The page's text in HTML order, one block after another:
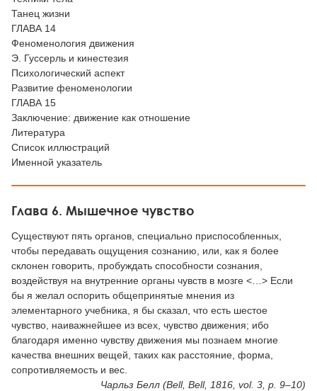
Танец жизни
ГЛАВА 14
Феноменология движения
Э. Гуссерль и кинестезия
Психологический аспект
Развитие феноменологии
ГЛАВА 15
Заключение: движение как отношение
Литература
Список иллюстраций
Именной указатель
Глава 6. Мышечное чувство
Существуют пять органов, специально приспособленных,
чтобы передавать ощущения сознанию, или, как я более
склонен говорить, пробуждать способности сознания,
воздействуя на внутренние органы чувств в мозге <…> Если
бы я желал оспорить общепринятые мнения из
элементарного учебника, я бы сказал, что есть шестое
чувство, наиважнейшее из всех, чувство движения; ибо
благодаря именно чувству движения мы познаем многие
качества внешних вещей, таких как расстояние, форма,
сопротивляемость и вес.
Чарльз Белл (Bell, Bell, 1816, vol. 3, p. 9–10)